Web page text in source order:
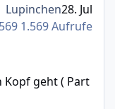
1.569 Aufrufe
Lupinchen28. Jul
Kopf geht ( Part